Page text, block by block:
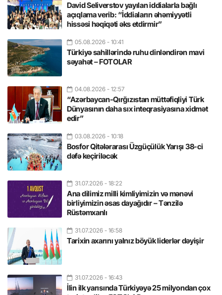
David Seliverstov yayılan iddialarla bağlı
açıqlama verib: “İddiaların əhəmiyyətli
hissəsi həqiqəti əks etdirmir”
05.08.2026 - 10:41
Türkiyə sahillərində ruhu dinləndirən mavi
səyahət – FOTOLAR
04.08.2026 - 12:57
“Azərbaycan-Qırğızıstan müttəfiqliyi Türk
Dünyasının daha sıx inteqrasiyasına xidmət
edir”
03.08.2026 - 10:18
Bosfor Qitələrarası Üzgüçülük Yarışı 38-ci
dəfə keçiriləcək
31.07.2026 - 18:22
Ana dilimiz milli kimliyimizin və mənəvi
birliyimizin əsas dayağıdır – Tənzilə
Rüstəmxanlı
31.07.2026 - 16:58
Tarixin axarını yalnız böyük liderlər dəyişir
31.07.2026 - 16:43
İlin ilk yarısında Türkiyəyə 25 milyondan çox